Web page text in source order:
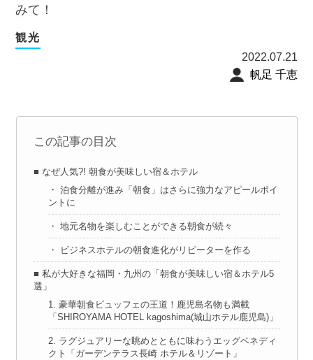
みて！
観光
2022.07.21
帆足 千恵
この記事の目次
■ なぜ人気?! 朝食が美味しい宿＆ホテル
・ 泊食分離が進み「朝食」はさらに強力なアピールポイ
ントに
・ 地元名物を楽しむことができる朝食が続々
・ ビジネスホテルの朝食進化がリピーターを作る
■ 私が大好きな福岡・九州の「朝食が美味しい宿＆ホテル5
選」
1. 豪華朝食ビュッフェの王道！鹿児島名物も満載
「SHIROYAMA HOTEL kagoshima(城山ホテル鹿児島)」
2. ラグジュアリーな眺めとともに味わうエッグベネディ
クト「ガーデンテラス長崎 ホテル＆リゾート」